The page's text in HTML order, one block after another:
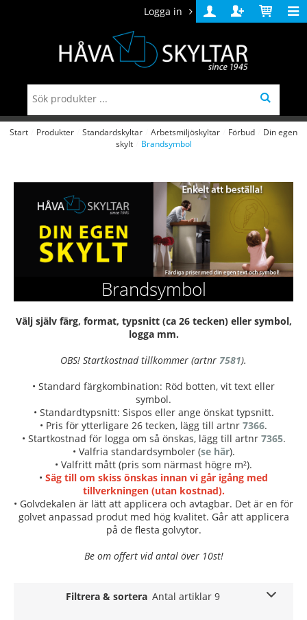
Logga in
Logga
in
Skapa
konto
Varukorg
Start Produkter Standardskyltar Arbetsmiljöskyltar Förbud
Din egen
skylt
Brandsymbol
Brandsymbol
Välj själv färg, format, typsnitt (ca 26 tecken) eller symbol,
logga mm.
OBS! Startkostnad tillkommer (artnr 7581).
• Standard färgkombination: Röd botten, vit text eller
symbol.
• Standardtypsnitt: Sispos eller ange önskat typsnitt.
• Pris för ytterligare 26 tecken, lägg till artnr 7366.
• Startkostnad för logga om så önskas, lägg till artnr 7365.
• Valfria standardsymboler (se här).
• Valfritt mått (pris som närmast högre m²).
• Säg till om skiss önskas innan vi går igång med
tillverkningen (utan kostnad).
• Golvdekalen är lätt att applicera och avtagbar. Det är en för
golvet anpassad produt med hög kvalitet. Går att applicera
på de flesta golvytor.
Be om offert vid antal över 10st!
Filtrera & sortera Antal artiklar 9